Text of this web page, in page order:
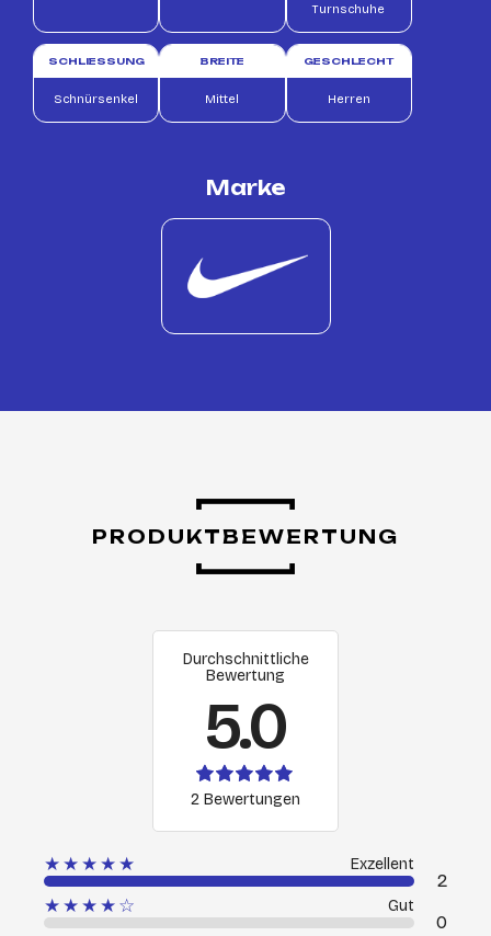
Turnschuhe
SCHLIESSUNG
Schnürsenkel
BREITE
Mittel
GESCHLECHT
Herren
Marke
PRODUKTBEWERTUNG
Durchschnittliche
Bewertung
5.0
2 Bewertungen
★★★★★ Exzellent
2
★★★★☆
Gut
0